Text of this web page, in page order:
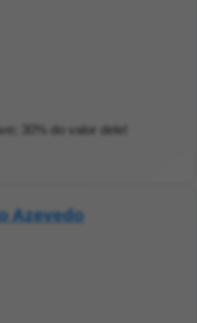
30% do valor dele!
Azevedo